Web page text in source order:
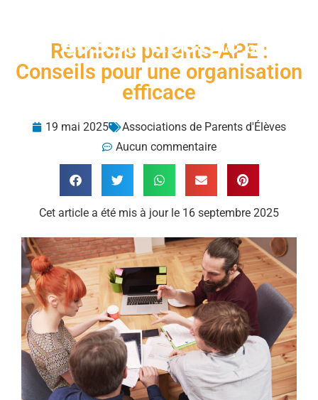
Réunions parents-APE :
Conseils pour une organisation
efficace
19 mai 2025
Associations de Parents d'Élèves
Aucun commentaire
Cet article a été mis à jour le 16 septembre 2025